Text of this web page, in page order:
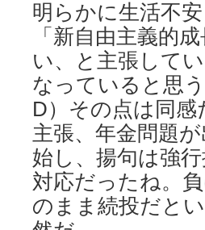
明らかに生活不
「新自由主義的
い、と主張して
なっていると思う
D）その点は同
主張、年金問題
始し、揚句は強
対応だったね。
のまま続投だと